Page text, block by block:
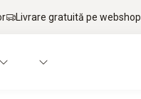
Livrare gratuită pe webshop